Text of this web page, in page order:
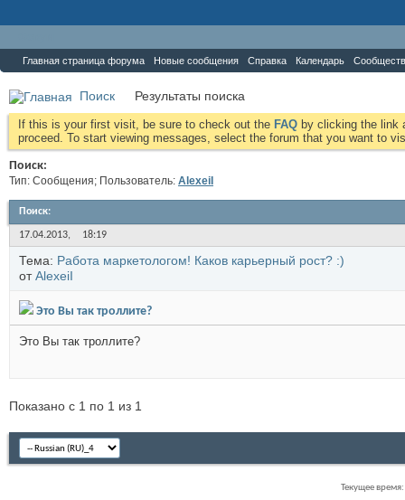
Главная страница форума Новые сообщения Справка Календарь
Поиск Результаты поиска
If this is your first visit, be sure to check out the FAQ by clicking the link
proceed. To start viewing messages, select the forum that you want to
Поиск:
Тип: Сообщения; Пользователь: AlexeiI
Поиск:
17.04.2013, 18:19
Тема: Работа маркетологом! Каков карьерный рост? :)
отAlexeiI
Это Вы так троллите?
Это Вы так троллите?
Показано с 1 по 1 из 1
Текущее время: